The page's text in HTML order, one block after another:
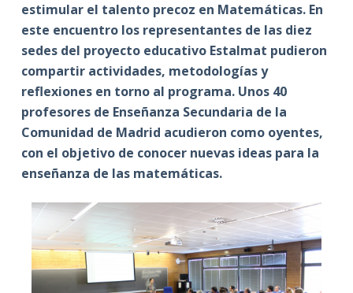
estimular el talento precoz en Matemáticas. En
este encuentro los representantes de las diez
sedes del proyecto educativo Estalmat pudieron
compartir actividades, metodologías y
reflexiones en torno al programa. Unos 40
profesores de Enseñanza Secundaria de la
Comunidad de Madrid acudieron como oyentes,
con el objetivo de conocer nuevas ideas para la
enseñanza de las matemáticas.